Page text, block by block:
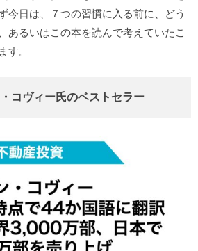
今日は、７つの習慣に入る前に、どう
あるいはこの本を読んで考えていたこ
す。
コヴィー氏のベストセラー